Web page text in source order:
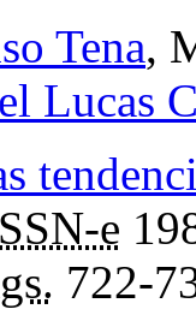
Tena,
Lucas
e
722-